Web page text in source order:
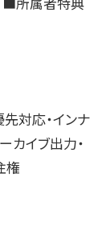
■所属者特典
対応・インナ
カイブ出力・
権